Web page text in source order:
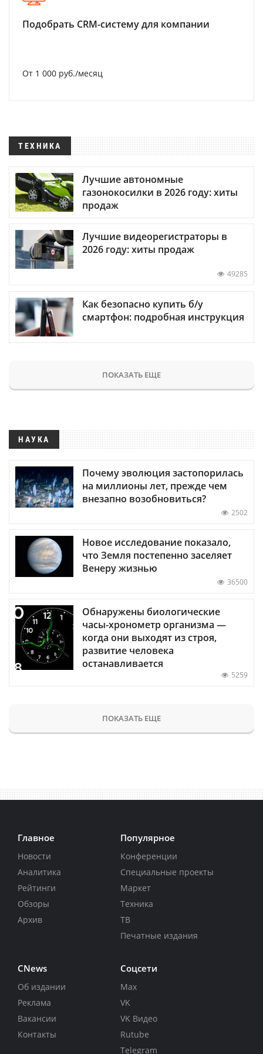
Подобрать CRM-систему для компании
От 1 000 руб./месяц
ТЕХНИКА
Лучшие автономные
газонокосилки в 2026 году: хиты
продаж
Лучшие видеорегистраторы в
2026 году: хиты продаж
49285
Как безопасно купить б/у
смартфон: подробная инструкция
ПОКАЗАТЬ ЕЩЕ
НАУКА
Почему эволюция застопорилась
на миллионы лет, прежде чем
внезапно возобновиться?
2502
Новое исследование показало,
что Земля постепенно заселяет
Венеру жизнью
36500
Обнаружены биологические
часы-хронометр организма —
когда они выходят из строя,
развитие человека
останавливается
5259
ПОКАЗАТЬ ЕЩЕ
Главное
Новости
Аналитика
Рейтинги
Обзоры
Архив
Популярное
Конференции
Специальные проекты
Маркет
Техника
ТВ
Печатные издания
CNews
Об издании
Реклама
Вакансии
Контакты
Соцсети
Max
VK
VK Видео
Rutube
Telegram